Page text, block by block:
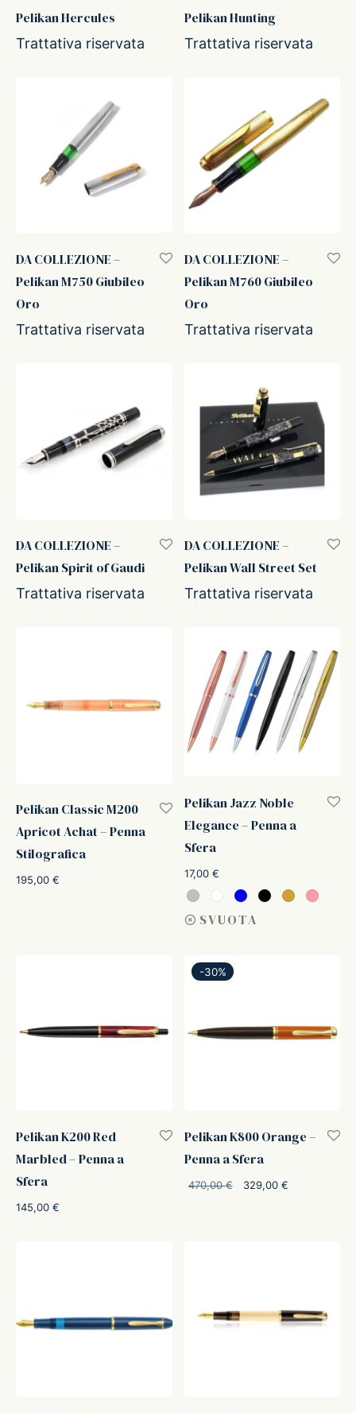
Pelikan Hercules
Trattativa riservata
Pelikan Hunting
Trattativa riservata
DA COLLEZIONE –
Pelikan M750 Giubileo
Oro
Trattativa riservata
DA COLLEZIONE –
Pelikan M760 Giubileo
Oro
Trattativa riservata
DA COLLEZIONE –
Pelikan Spirit of Gaudi
Trattativa riservata
DA COLLEZIONE –
Pelikan Wall Street Set
Trattativa riservata
Pelikan Classic M200
Apricot Achat – Penna
Stilografica
195,00 €
Pelikan Jazz Noble
Elegance – Penna a
Sfera
17,00 €
SVUOTA
Pelikan K200 Red
Marbled – Penna a
Sfera
145,00 €
-30%
Pelikan K800 Orange –
Penna a Sfera
470,00€
Il prezzo
329,00 €